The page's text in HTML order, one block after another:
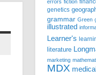
errors fiction
genetics
grammar Green
illustrated
Learner's
literature
marketing
MDX medical